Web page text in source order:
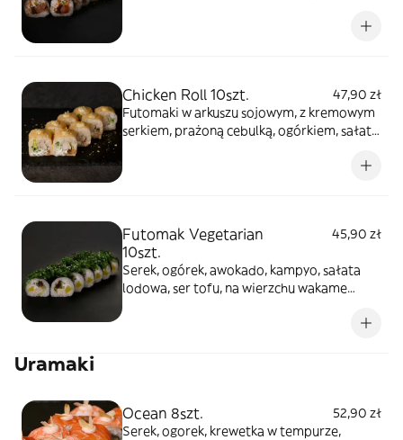
Chicken Roll 10szt.
47,90 zł
Futomaki w arkuszu sojowym, z kremowym
serkiem, prażoną cebulką, ogórkiem, sałatą
Futomak Vegetarian
10szt.
45,90 zł
Serek, ogórek, awokado, kampyo, sałata
lodowa, ser tofu, na wierzchu wakame
Uramaki
Ocean 8szt.
52,90 zł
Serek, ogorek, krewetka w tempurze,